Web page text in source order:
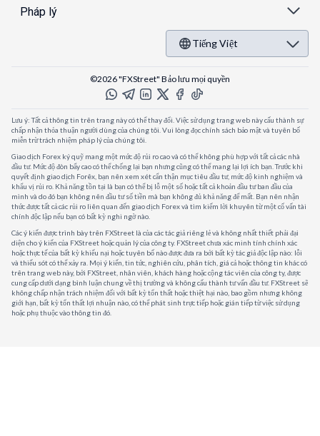
Pháp lý
Tiếng Việt
©2026 "FXStreet" Bảo lưu mọi quyền
Lưu ý: Tất cả thông tin trên trang này có thể thay đổi. Việc sử dụng trang web này cấu thành sự
chấp nhận thỏa thuận người dùng của chúng tôi. Vui lòng đọc chính sách bảo mật và tuyên bố
miễn trừ trách nhiệm pháp lý của chúng tôi.
Giao dịch Forex ký quỹ mang một mức độ rủi ro cao và có thể không phù hợp với tất cả các nhà
đầu tư. Mức độ đòn bẩy cao có thể chống lại bạn nhưng cũng có thể mang lại lợi ích bạn. Trước khi
quyết định giao dịch Forêx, bạn nên xem xét cẩn thận mục tiêu đầu tư, mức độ kinh nghiệm và
khẩu vị rủi ro. Khả năng tồn tại là bạn có thể bị lỗ một số hoặc tất cả khoản đầu tư ban đầu của
mình và do đó bạn không nên đầu tư số tiền mà bạn không đủ khả năng để mất. Bạn nên nhận
thức được tất cả các rủi ro liên quan đến giao dịch Forex và tìm kiếm lời khuyên từ một cố vấn tài
chính độc lập nếu bạn có bất kỳ nghi ngờ nào.
Các ý kiến được trình bày trên FXStreet là của các tác giả riêng lẻ và không nhất thiết phải đại
diện cho ý kiến của FXStreet hoặc quản lý của công ty. FXStreet chưa xác minh tính chính xác
hoặc thực tế của bất kỳ khiếu nại hoặc tuyên bố nào được đưa ra bởi bất kỳ tác giả độc lập nào: lỗi
và thiếu sót có thể xảy ra. Mọi ý kiến, tin tức, nghiên cứu, phân tích, giá cả hoặc thông tin khác có
trên trang web này, bởi FXStreet, nhân viên, khách hàng hoặc cộng tác viên của công ty, được
cung cấp dưới dạng bình luận chung về thị trường và không cấu thành tư vấn đầu tư. FXStreet sẽ
không chấp nhận trách nhiệm đối với bất kỳ tổn thất hoặc thiệt hại nào, bao gồm nhưng không
giới hạn, bất kỳ tổn thất lợi nhuận nào, có thể phát sinh trực tiếp hoặc gián tiếp từ việc sử dụng
hoặc phụ thuộc vào thông tin đó.